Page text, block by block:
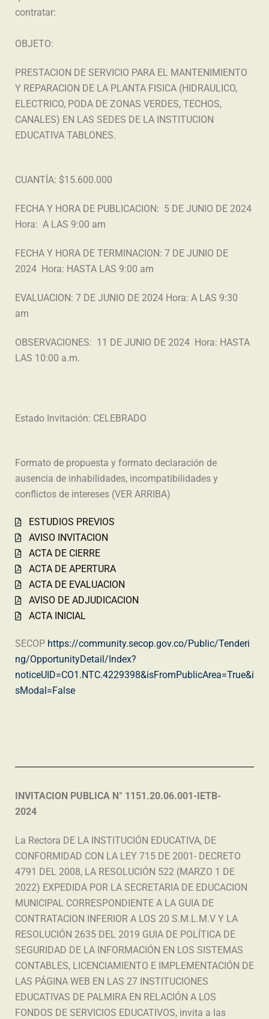
contratar:
OBJETO:
PRESTACION DE SERVICIO PARA EL MANTENIMIENTO
Y REPARACION DE LA PLANTA FISICA (HIDRAULICO,
ELECTRICO, PODA DE ZONAS VERDES, TECHOS,
CANALES) EN LAS SEDES DE LA INSTITUCION
EDUCATIVA TABLONES.
CUANTÍA: $15.600.000
FECHA Y HORA DE PUBLICACION: 5 DE JUNIO DE 2024
Hora: A LAS 9:00 am
FECHA Y HORA DE TERMINACION: 7 DE JUNIO DE
2024 Hora: HASTA LAS 9:00 am
EVALUACION: 7 DE JUNIO DE 2024 Hora: A LAS 9:30
am
OBSERVACIONES: 11 DE JUNIO DE 2024 Hora: HASTA
LAS 10:00 a.m.
Estado Invitación: CELEBRADO
Formato de propuesta y formato declaración de
ausencia de inhabilidades, incompatibilidades y
conflictos de intereses (VER ARRIBA)
ESTUDIOS PREVIOS
AVISO INVITACION
ACTA DE CIERRE
ACTA DE APERTURA
ACTA DE EVALUACION
AVISO DE ADJUDICACION
ACTA INICIAL
SECOP https://community.secop.gov.co/Public/Tenderi
ng/OpportunityDetail/Index?
noticeUID=CO1.NTC.4229398&isFromPublicArea=True&i
sModal=False
INVITACION PUBLICA N° 1151.20.06.001-IETB-
2024
La Rectora DE LA INSTITUCIÓN EDUCATIVA, DE
CONFORMIDAD CON LA LEY 715 DE 2001- DECRETO
4791 DEL 2008, LA RESOLUCIÓN 522 (MARZO 1 DE
2022) EXPEDIDA POR LA SECRETARIA DE EDUCACION
MUNICIPAL CORRESPONDIENTE A LA GUIA DE
CONTRATACION INFERIOR A LOS 20 S.M.L.M.V Y LA
RESOLUCIÓN 2635 DEL 2019 GUIA DE POLÍTICA DE
SEGURIDAD DE LA INFORMACIÓN EN LOS SISTEMAS
CONTABLES, LICENCIAMIENTO E IMPLEMENTACIÓN DE
LAS PÁGINA WEB EN LAS 27 INSTITUCIONES
EDUCATIVAS DE PALMIRA EN RELACIÓN A LOS
FONDOS DE SERVICIOS EDUCATIVOS, invita a las